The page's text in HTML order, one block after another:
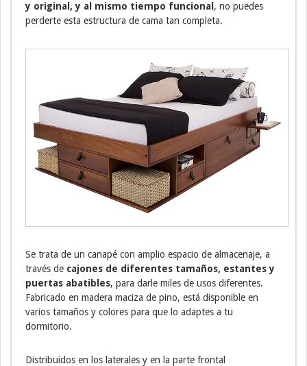
y original, y al mismo tiempo funcional , no puedes
perderte esta estructura de cama tan completa.
Se trata de un canapé con amplio espacio de almacenaje, a
través de cajones de diferentes tamaños, estantes y
puertas abatibles, para darle miles de usos diferentes.
Fabricado en madera maciza de pino, está disponible en
varios tamaños y colores para que lo adaptes a tu
dormitorio.
Distribuidos en los laterales y en la parte frontal